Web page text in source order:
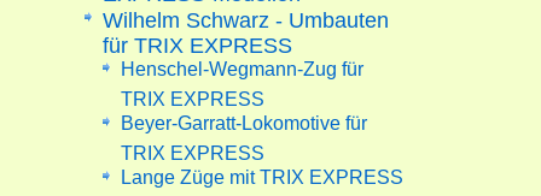
Wilhelm Schwarz - Umbauten
für TRIX EXPRESS
Henschel-Wegmann-Zug für
TRIX EXPRESS
Beyer-Garratt-Lokomotive für
TRIX EXPRESS
Lange Züge mit TRIX EXPRESS